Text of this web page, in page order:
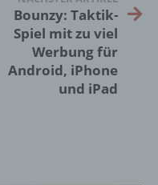
Bounzy: Taktik-
Spiel mit zu viel
Werbung für
Android, iPhone
und iPad
über die Zwecke
von
entscheidet.
dieser
oder
vorgegeben,
die bestimmten
nach dem